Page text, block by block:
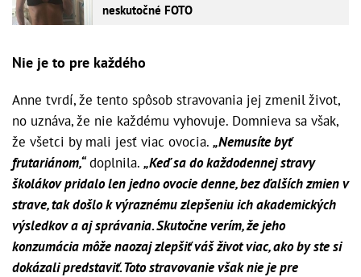
neskutočné FOTO
Nie je to pre každého
Anne tvrdí, že tento spôsob stravovania jej zmenil život,
no uznáva, že nie každému vyhovuje. Domnieva sa však,
že všetci by mali jesť viac ovocia. „Nemusíte byť
frutariánom,“doplnila. „Keď sa do každodennej stravy
školákov pridalo len jedno ovocie denne, bez ďalších zmien v
strave, tak došlo k výraznému zlepšeniu ich akademických
výsledkov a aj správania. Skutočne verím, že jeho
konzumácia môže naozaj zlepšiť váš život viac, ako by ste si
dokázali predstaviť. Toto stravovanie však nie je pre